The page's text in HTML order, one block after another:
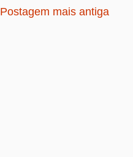
Postagem mais antiga